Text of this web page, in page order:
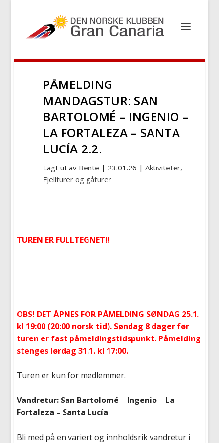
PÅMELDING
MANDAGSTUR: SAN
BARTOLOMÉ – INGENIO –
LA FORTALEZA – SANTA
LUCÍA 2.2.
Lagt ut av Bente | 23.01.26 |Aktiviteter,
Fjellturer og gåturer
TUREN ER FULLTEGNET!!
OBS! DET ÅPNES FOR PÅMELDING SØNDAG 25.1.
kl 19:00 (20:00 norsk tid). Søndag 8 dager før
turen er fast påmeldingstidspunkt. Påmelding
stenges lørdag 31.1. kl 17:00.
Turen er kun for medlemmer.
Vandretur: San Bartolomé – Ingenio – La
Fortaleza – Santa Lucía
Bli med på en variert og innholdsrik vandretur i